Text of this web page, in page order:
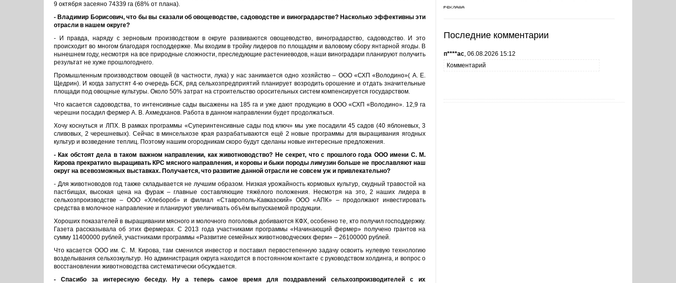
9 октября засеяно 74339 га (68% от плана).
- Владимир Борисович, что бы вы сказали об овощеводстве, садоводстве и виноградарстве? Насколько эффективны эти
отрасли в нашем округе?
- И правда, наряду с зерновым производством в округе развиваются овощеводство, виноградарство, садоводство. И это
происходит во многом благодаря господдержке. Мы входим в тройку лидеров по площадям и валовому сбору янтарной ягоды. В
нынешнем году, несмотря на все природные сложности, преследующие растениеводов, наши виноградари планируют получить
результат не хуже прошлогоднего.
Промышленным производством овощей (в частности, лука) у нас занимается одно хозяйство – ООО «СХП «Володино»( А. Е.
Щедрин). И когда запустят 4-ю очередь БСК, ряд сельхозпредприятий планирует возродить орошение и отдать значительные
площади под овощные культуры. Около 50% затрат на строительство оросительных систем компенсируется государством.
Что касается садоводства, то интенсивные сады высажены на 185 га и уже дают продукцию в ООО «СХП «Володино». 12,9 га
черешни посадил фермер А. В. Ахмедханов. Работа в данном направлении будет продолжаться.
Хочу коснуться и ЛПХ. В рамках программы «Суперинтенсивные сады под ключ» мы уже посадили 45 садов (40 яблоневых, 3
сливовых, 2 черешневых). Сейчас в минсельхозе края разрабатываются ещё 2 новые программы для выращивания ягодных
культур и возведение теплиц. Поэтому нашим огородникам скоро будут сделаны новые интересные предложения.
- Как обстоят дела в таком важном направлении, как животноводство? Не секрет, что с прошлого года ООО имени С. М.
Кирова прекратило выращивать КРС мясного направления, и коровы и быки породы лимузин больше не прославляют наш
округ на всевозможных выставках. Получается, что развитие данной отрасли не совсем уж и привлекательно?
- Для животноводов год также складывается не лучшим образом. Низкая урожайность кормовых культур, скудный травостой на
пастбищах, высокая цена на фураж – главные составляющие тяжёлого положения. Несмотря на это, 2 наших лидера в
сельхозпроизводстве – ООО «Хлебороб» и филиал «Ставрополь-Кавказский» ООО «АПК» – продолжают инвестировать
средства в молочное направление и планируют увеличивать объём выпускаемой продукции.
Хороших показателей в выращивании мясного и молочного поголовья добиваются КФХ, особенно те, кто получил господдержку.
Газета рассказывала об этих фермерах. С 2013 года участниками программы «Начинающий фермер» получено грантов на
сумму 11400000 рублей, участниками программы «Развитие семейных животноводческих ферм» – 26100000 рублей.
Что касается ООО им. С. М. Кирова, там сменился инвестор и поставил первостепенную задачу освоить нулевую технологию
возделывания сельхозкультур. Но администрация округа находится в постоянном контакте с руководством холдинга, и вопрос о
восстановлении животноводства систематически обсуждается.
- Спасибо за интересную беседу. Ну а теперь самое время для поздравлений сельхозпроизводителей с их
Последние комментарии
п****ас, 06.08.2026 15:12
Комментарий